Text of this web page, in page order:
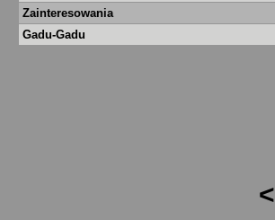
Zainteresowania
Gadu-Gadu
<